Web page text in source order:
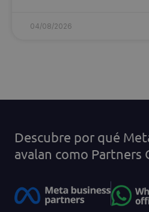
04/08/2026
Descubre por qué
avalan como Partners